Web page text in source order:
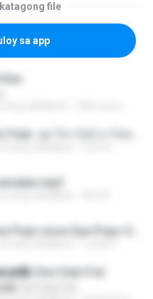
file
sa app
Frid